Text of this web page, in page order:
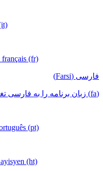
français (fr)
فارسی (Farsi)
(fa) زبان برنامه را به فارسی تغییر دهید
(pt)
(ht)